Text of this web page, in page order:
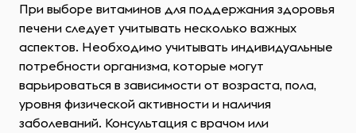
При выборе витаминов для поддержания здоровья
печени следует учитывать несколько важных
аспектов. Необходимо учитывать индивидуальные
потребности организма, которые могут
варьироваться в зависимости от возраста, пола,
уровня физической активности и наличия
заболеваний. Консультация с врачом или